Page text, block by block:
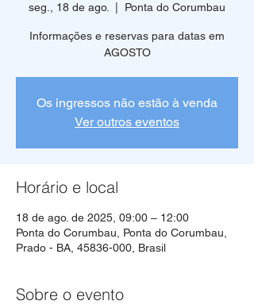
seg., 18 de ago. Ponta do Corumbau
Informações e reservas para datas em
AGOSTO
Os ingressos não estão à venda
Ver outros eventos
Horário e local
18 de ago. de 2025, 09:00 – 12:00
Ponta do Corumbau, Ponta do Corumbau,
Prado - BA, 45836-000, Brasil
Sobre o evento